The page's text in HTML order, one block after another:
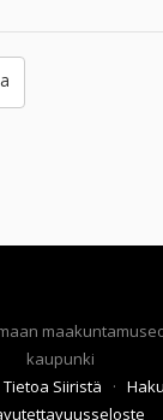
kaupunki
Tietoa Siiristä ·